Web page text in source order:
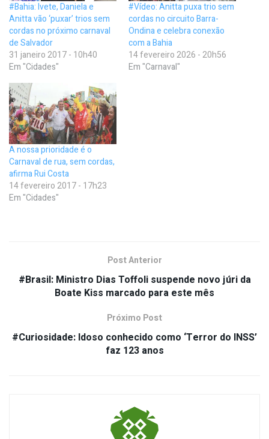
#Bahia: Ivete, Daniela e
Anitta vão ‘puxar’ trios sem
cordas no próximo carnaval
de Salvador
31 janeiro 2017 - 10h40
Em "Cidades"
#Vídeo: Anitta puxa trio sem
cordas no circuito Barra-
Ondina e celebra conexão
com a Bahia
14 fevereiro 2026 - 20h56
Em "Carnaval"
A nossa prioridade é o
Carnaval de rua, sem cordas,
afirma Rui Costa
14 fevereiro 2017 - 17h23
Em "Cidades"
Post Anterior
#Brasil: Ministro Dias Toffoli suspende novo júri da
Boate Kiss marcado para este mês
Próximo Post
#Curiosidade: Idoso conhecido como ‘Terror do INSS’
faz 123 anos